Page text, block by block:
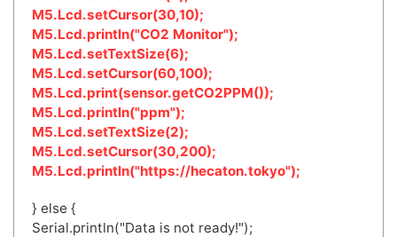
M5.Lcd.setCursor(30,10);
M5.Lcd.println("CO2 Monitor");
M5.Lcd.setTextSize(6);
M5.Lcd.setCursor(60,100);
M5.Lcd.print(sensor.getCO2PPM());
M5.Lcd.println("ppm");
M5.Lcd.setTextSize(2);
M5.Lcd.setCursor(30,200);
M5.Lcd.println("https://hecaton.tokyo");
} else {
Serial.println("Data is not ready!");